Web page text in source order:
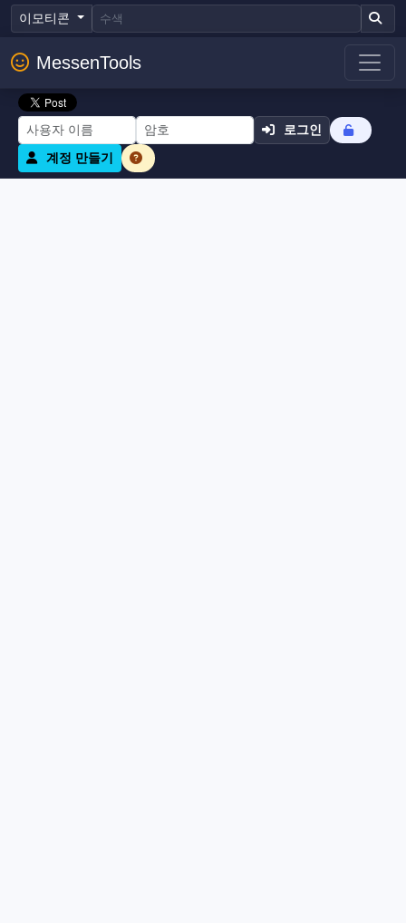
이모티콘
MessenTools
로그인
계정 만들기